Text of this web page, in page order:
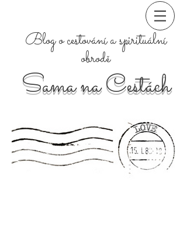
Sama na Cestách
Blog o cestování a spirituální
obrodě